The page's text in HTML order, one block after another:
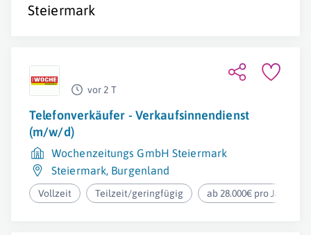
Steiermark
vor 2 T
Telefonverkäufer - Verkaufsinnendienst
(m/w/d)
Wochenzeitungs GmbH Steiermark
Steiermark, Burgenland
Vollzeit Teilzeit/geringfügig ab 28.000€ pro Jahr